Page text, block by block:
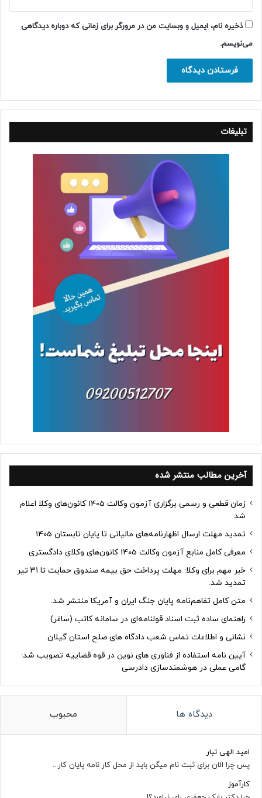
ذخیره نام، ایمیل و وبسایت من در مرورگر برای زمانی که دوباره دیدگاهی
می‌نویسم.
تبلیغات
آخرین مطالب منتشر شده
زمان قطعی و رسمی برگزاری آزمون وکالت 1405 کانون‌های وکلا اعلام
شد
تمدید مهلت ارسال اظهارنامه‌های مالیاتی تا پایان تابستان 1405
معرفی کامل منابع آزمون وکالت 1405 کانون‌های وکلای دادگستری
خبر مهم برای وکلا: مهلت پرداخت حق بیمه صندوق حمایت تا ۳۱ تیر
تمدید شد.
متن کامل تفاهم‌نامه پایان جنگ ایران و آمریکا منتشر شد.
راهنمای ساده ثبت اسناد قولنامه‌ای در سامانه کاتب (ساغر)
نشانی و اطلاعات تماس شعب دادگاه های صلح استان گیلان
آیین نامه استفاده از فناوری های نوین در قوه قضاییه تصویب شد:
گامی عملی در هوشمندسازی دادرسی
دیدگاه ها محبوب
امید الهی تبار
پس چرا الان برای ثبت نام میگن باید از محل کار نامه پایان کار...
کارآموز